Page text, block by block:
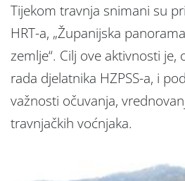
Tijekom travnja snimani su
HRT-a, „Županijska
zemlje“. Cilj ove aktivnosti
rada djelatnika HZPSS-a, i
važnosti očuvanja,
travnjačkih voćnjaka.